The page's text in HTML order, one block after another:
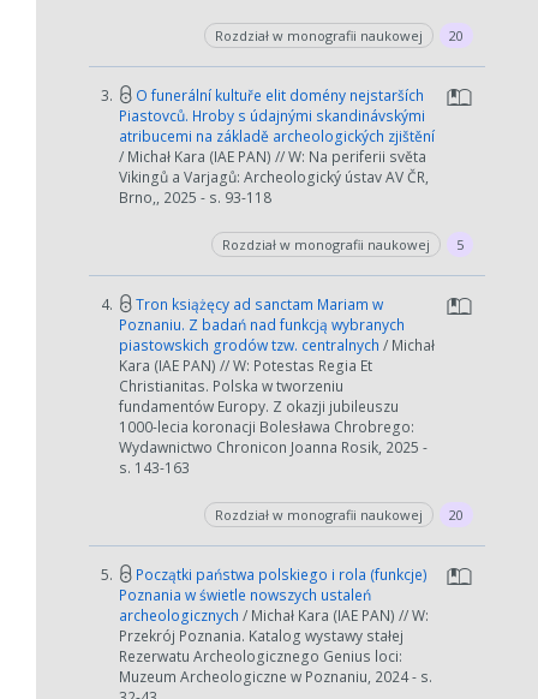
Rozdział w monografii naukowej 20
3.
O funerální kultuře elit domény nejstarších
Piastovců. Hroby s údajnými skandinávskými
atribucemi na základě archeologických zjištění
/ Michał Kara (IAE PAN) // W: Na periferii světa
Vikingů a Varjagů: Archeologický ústav AV ČR,
Brno,, 2025 - s. 93-118
Rozdział w monografii naukowej 5
4.
Tron książęcy ad sanctam Mariam w
Poznaniu. Z badań nad funkcją wybranych
piastowskich grodów tzw. centralnych / Michał
Kara (IAE PAN) // W: Potestas Regia Et
Christianitas. Polska w tworzeniu
fundamentów Europy. Z okazji jubileuszu
1000-lecia koronacji Bolesława Chrobrego:
Wydawnictwo Chronicon Joanna Rosik, 2025 -
s. 143-163
Rozdział w monografii naukowej 20
5.
Początki państwa polskiego i rola (funkcje)
Poznania w świetle nowszych ustaleń
archeologicznych / Michał Kara (IAE PAN) // W:
Przekrój Poznania. Katalog wystawy stałej
Rezerwatu Archeologicznego Genius loci:
Muzeum Archeologiczne w Poznaniu, 2024 - s.